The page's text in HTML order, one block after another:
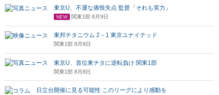
東京U、不運な痛恨失点 監督「それも実力」
NEW 関東1部 8月9日
東邦チタニウム 2－1 東京ユナイテッド
関東1部 8月8日
東京U、首位東チタに逆転負け 関東1部
関東1部 8月8日
日立台開催に見る可能性 このリーグにより感動を